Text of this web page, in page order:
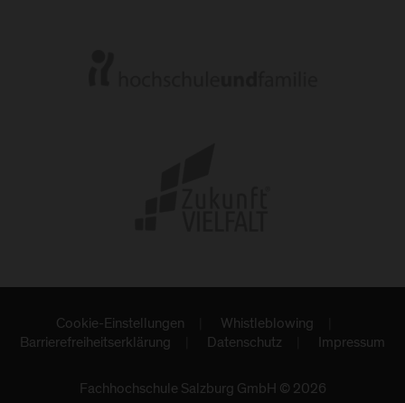
Fachhochschule Salzburg GmbH © 2026
Cookie-Einstellungen
Whistleblowing
Barrierefreiheitserklärung
Datenschutz Impressum